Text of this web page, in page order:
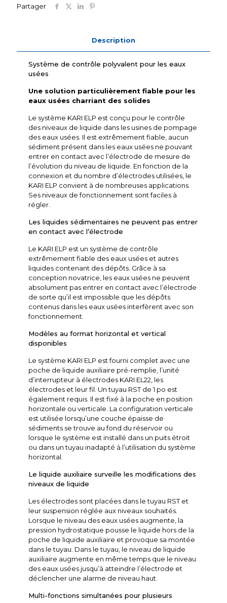
Partager
Description
Système de contrôle polyvalent pour les eaux
usées
Une solution particulièrement fiable pour les
eaux usées charriant des solides
Le système KARI ELP est conçu pour le contrôle
des niveaux de liquide dans les usines de pompage
des eaux usées. Il est extrêmement fiable, aucun
sédiment présent dans les eaux usées ne pouvant
entrer en contact avec l’électrode de mesure de
l’évolution du niveau de liquide. En fonction de la
connexion et du nombre d’électrodes utilisées, le
KARI ELP convient à de nombreuses applications.
Ses niveaux de fonctionnement sont faciles à
régler.
Les liquides sédimentaires ne peuvent pas entrer
en contact avec l’électrode
Le KARI ELP est un système de contrôle
extrêmement fiable des eaux usées et autres
liquides contenant des dépôts. Grâce à sa
conception novatrice, les eaux usées ne peuvent
absolument pas entrer en contact avec l’électrode
de sorte qu’il est impossible que les dépôts
contenus dans les eaux usées interfèrent avec son
fonctionnement.
Modèles au format horizontal et vertical
disponibles
Le système KARI ELP est fourni complet avec une
poche de liquide auxiliaire pré-remplie, l’unité
d’interrupteur à électrodes KARI EL22, les
électrodes et leur fil. Un tuyau RST de 1 po est
également requis. Il est fixé à la poche en position
horizontale ou verticale. La configuration verticale
est utilisée lorsqu’une couche épaisse de
sédiments se trouve au fond du réservoir ou
lorsque le système est installé dans un puits étroit
ou dans un tuyau inadapté à l’utilisation du système
horizontal.
Le liquide auxiliaire surveille les modifications des
niveaux de liquide
Les électrodes sont placées dans le tuyau RST et
leur suspension réglée aux niveaux souhaités.
Lorsque le niveau des eaux usées augmente, la
pression hydrostatique pousse le liquide hors de la
poche de liquide auxiliaire et provoque sa montée
dans le tuyau. Dans le tuyau, le niveau de liquide
auxiliaire augmente en même temps que le niveau
des eaux usées jusqu’à atteindre l’électrode et
déclencher une alarme de niveau haut.
Multi-fonctions simultanées pour plusieurs